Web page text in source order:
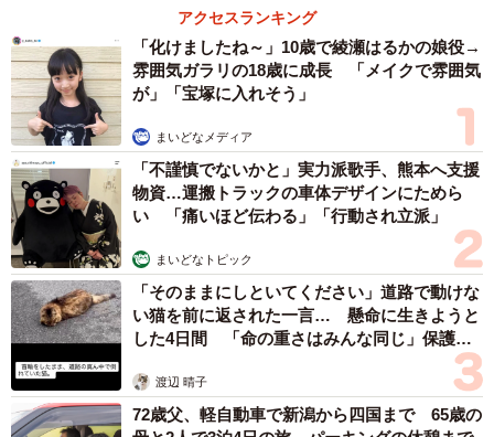
い」とコメントしておりました」
ーー当たり前かもしれませんが、プロの方でもやっぱり水
の冷たさはこたえるんですね！
アクセスランキング
「化けましたね～」10歳で綾瀬はるかの娘役→
雰囲気ガラリの18歳に成長 「メイクで雰囲気
が」「宝塚に入れそう」
まいどなメディア
「不謹慎でないかと」実力派歌手、熊本へ支援
物資…運搬トラックの車体デザインにためら
い 「痛いほど伝わる」「行動され立派」
まいどなトピック
「そのままにしといてください」道路で動けな
い猫を前に返された一言… 懸命に生きようと
した4日間 「命の重さはみんな同じ」保護団
渡辺 晴子
72歳父、軽自動車で新潟から四国まで 65歳の